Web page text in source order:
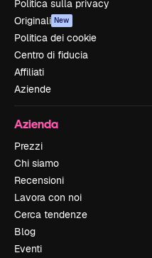
Politica sulla privacy
Originali New
Politica dei cookie
Centro di fiducia
Affiliati
Aziende
Azienda
Prezzi
Chi siamo
Recensioni
Lavora con noi
Cerca tendenze
Blog
Eventi